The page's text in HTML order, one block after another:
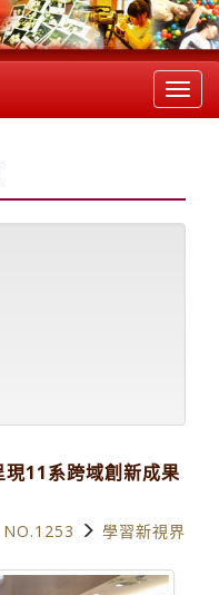
11系跨域創新成果
NO.1253 學習新視界